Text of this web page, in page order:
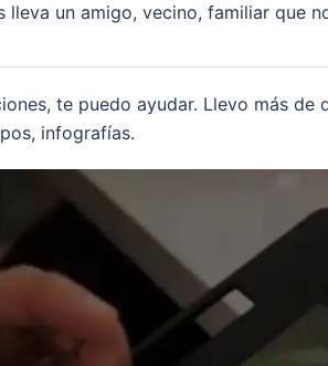
lleva un amigo, vecino, familiar que
te puedo ayudar. Llevo más de
infografías.